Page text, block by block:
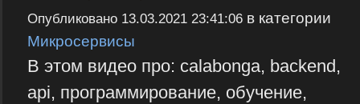
Опубликовано 13.03.2021 23:41:06в категории
Микросервисы
В этом видео про: calabonga, backend,
api, программирование, обучение,